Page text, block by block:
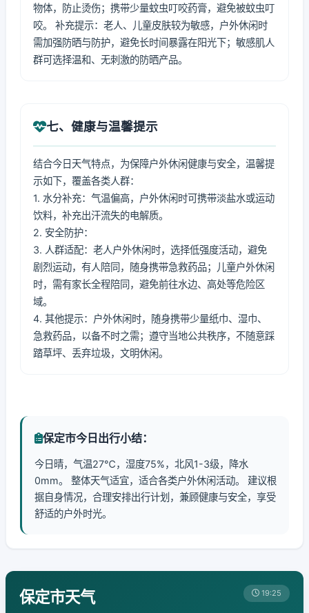
物体，防止烫伤；携带少量蚊虫叮咬药膏，避免被蚊虫叮
咬。 补充提示：老人、儿童皮肤较为敏感，户外休闲时
需加强防晒与防护，避免长时间暴露在阳光下；敏感肌人
群可选择温和、无刺激的防晒产品。
七、健康与温馨提示
结合今日天气特点，为保障户外休闲健康与安全，温馨提
示如下，覆盖各类人群：
1. 水分补充：气温偏高，户外休闲时可携带淡盐水或运动
饮料，补充出汗流失的电解质。
2. 安全防护：
3. 人群适配：老人户外休闲时，选择低强度活动，避免
剧烈运动，有人陪同，随身携带急救药品；儿童户外休闲
时，需有家长全程陪同，避免前往水边、高处等危险区
域。
4. 其他提示：户外休闲时，随身携带少量纸巾、湿巾、
急救药品，以备不时之需；遵守当地公共秩序，不随意踩
踏草坪、丢弃垃圾，文明休闲。
保定市今日出行小结：
今日晴，气温27℃，湿度75%，北风1-3级，降水
0mm。 整体天气适宜，适合各类户外休闲活动。 建议根
据自身情况，合理安排出行计划，兼顾健康与安全，享受
舒适的户外时光。
保定市天气 19:25